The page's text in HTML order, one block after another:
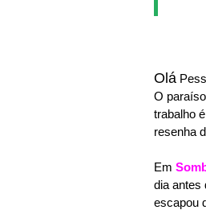
Olá
O
trabalho
resenha
Em
dia antes
escapou